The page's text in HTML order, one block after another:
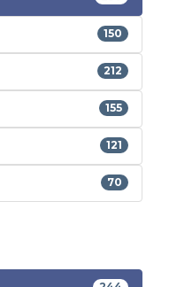
150
212
155
121
70